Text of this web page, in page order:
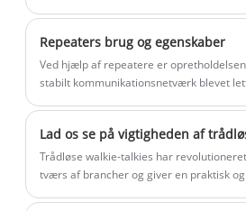
Repeaters brug og egenskaber
Ved hjælp af repeatere er
stabilt kommunikationsnetværk blevet
Lad os se på vigtigheden af
Trådløse walkie-talkies har
tværs af brancher og giver en praktisk